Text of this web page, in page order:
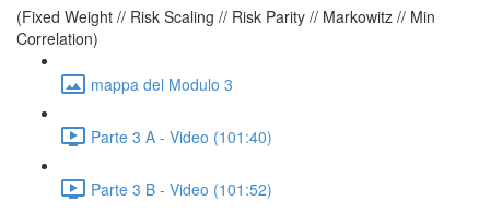
(Fixed Weight // Risk Scaling // Risk Parity // Markowitz // Min
Correlation)
mappa del Modulo 3
Parte 3 A - Video (101:40)
Parte 3 B - Video (101:52)